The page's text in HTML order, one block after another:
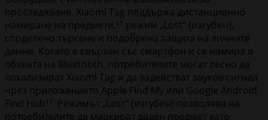
проследяване, Xiaomi Tag поддържа дистанционно
намиране на предмети,¹⁷ режим „Lost“ (изгубен),
споделено търсене и подобрена защита на личните
данни. Когато е свързан със смартфон и се намира в
обхвата на Bluetooth, потребителите могат лесно да
локализират Xiaomi Tag и да задействат звуков сигнал
чрез приложението Apple Find My или Google Android
Find Hub¹⁷. Режимът „Lost“ (изгубен) позволява на
потребителите да маркират даден предмет като